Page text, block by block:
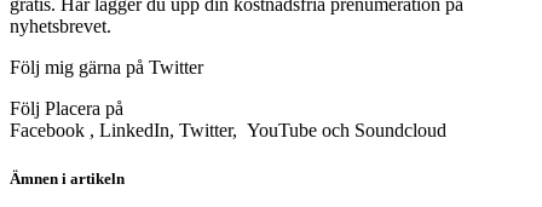
gratis. Här lägger du upp din kostnadsfria prenumeration på
nyhetsbrevet.
Följ mig gärna på Twitter
Följ Placera på
Facebook , LinkedIn, Twitter, YouTube och Soundcloud
Ämnen i artikeln